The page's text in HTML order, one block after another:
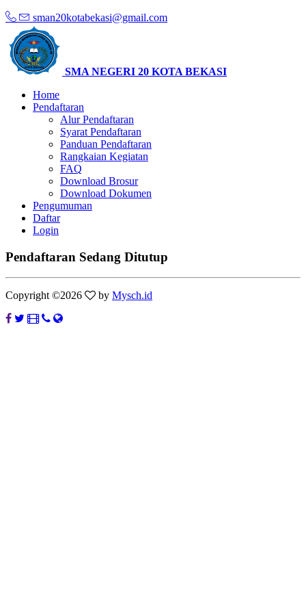
sman20kotabekasi@gmail.com
SMA NEGERI 20 KOTA BEKASI
Home
Pendaftaran
Alur Pendaftaran
Syarat Pendaftaran
Panduan Pendaftaran
Rangkaian Kegiatan
FAQ
Download Brosur
Download Dokumen
Pengumuman
Daftar
Login
Pendaftaran Sedang Ditutup
Copyright ©2026 by Mysch.id